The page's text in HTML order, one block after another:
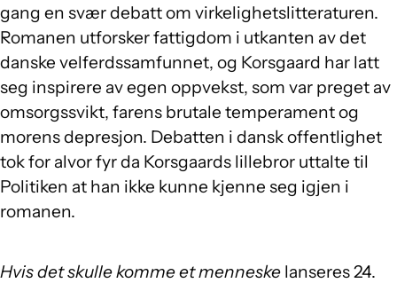
gang en svær debatt om virkelighetslitteraturen.
Romanen utforsker fattigdom i utkanten av det
danske velferdssamfunnet, og Korsgaard har latt
seg inspirere av egen oppvekst, som var preget av
omsorgssvikt, farens brutale temperament og
morens depresjon. Debatten i dansk offentlighet
tok for alvor fyr da Korsgaards lillebror uttalte til
Politiken at han ikke kunne kjenne seg igjen i
romanen.
Hvis det skulle komme et menneske lanseres 24.